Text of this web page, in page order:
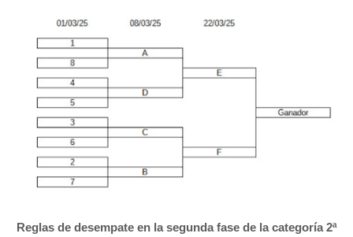
Reglas de desempate en la segunda fase de la categoría 2ª